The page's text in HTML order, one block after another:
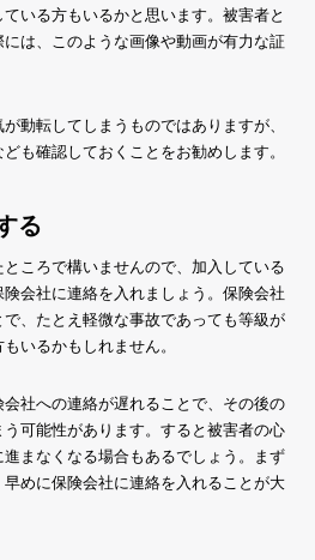
いる方もいるかと思います。被害者と
は、このような画像や動画が有力な証
動転してしまうものではありますが、
も確認しておくことをお勧めします。
る
ところで構いませんので、加入している
会社に連絡を入れましょう。保険会社
、たとえ軽微な事故であっても等級が
いるかもしれません。
社への連絡が遅れることで、その後の
可能性があります。すると被害者の心
まなくなる場合もあるでしょう。まず
めに保険会社に連絡を入れることが大